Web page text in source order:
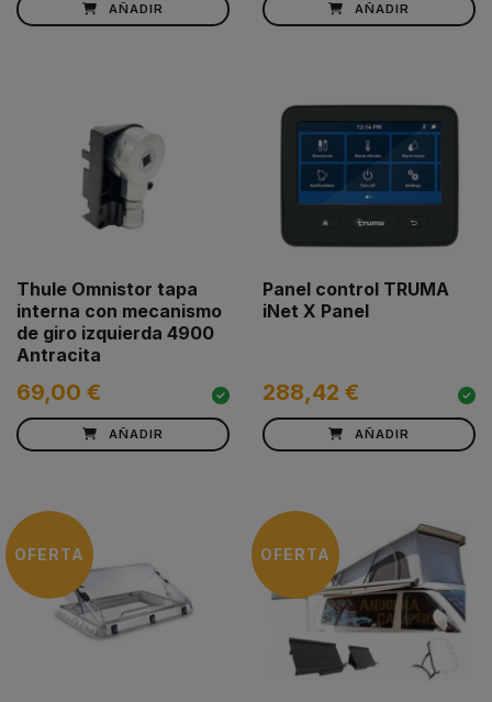
AÑADIR AÑADIR
Thule Omnistor tapa
interna con mecanismo
de giro izquierda 4900
Antracita
69,00 €
AÑADIR
Panel control TRUMA
iNet X Panel
288,42 €
AÑADIR
OFERTA OFERTA